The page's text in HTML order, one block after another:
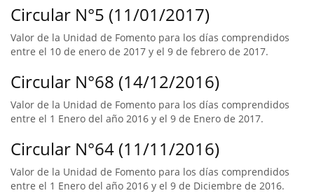
Circular N°5 (11/01/2017)
Valor de la Unidad de Fomento para los días comprendidos
entre el 10 de enero de 2017 y el 9 de febrero de 2017.
Circular N°68 (14/12/2016)
Valor de la Unidad de Fomento para los días comprendidos
entre el 1 Enero del año 2016 y el 9 de Enero de 2017.
Circular N°64 (11/11/2016)
Valor de la Unidad de Fomento para los días comprendidos
entre el 1 Enero del año 2016 y el 9 de Diciembre de 2016.